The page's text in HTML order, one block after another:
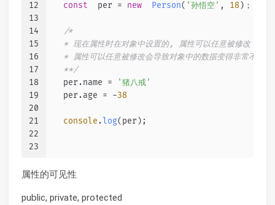
12
13
14
15
16
17
18
19
20
21
22
23
const
  per =
new Person( '孙悟空' , 18)；
/*
  * 现在属性时在对象中设置的, 属性可以任意被修改，
  * 属性可以任意被修改会导致对象中的数据变得非常不安全
  **/
  per.
name =
'猪八戒'
  per.
age = -38
console. log(per);
属性的可见性
public, private, protected